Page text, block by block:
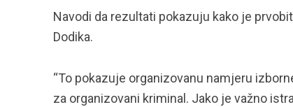
Navodi da rezultati pokazuju kako je
Dodika.
“To pokazuje organizovanu namjeru
za organizovani kriminal. Jako je važno